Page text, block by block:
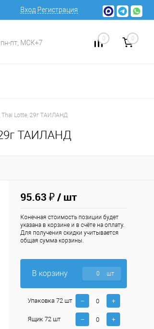
Вход Регистрация
пн-пт, МСК+7
0 0
Thai Lotte, 29г ТАИЛАНД
ТАИЛАНД
95.63 ₽/ шт
Конечная стоимость позиции будет
указана в корзине и в счёте на оплату.
Для получения скидки учитывается
общая сумма корзины.
В корзину шт
Упаковка 72 шт
Ящик 72 шт